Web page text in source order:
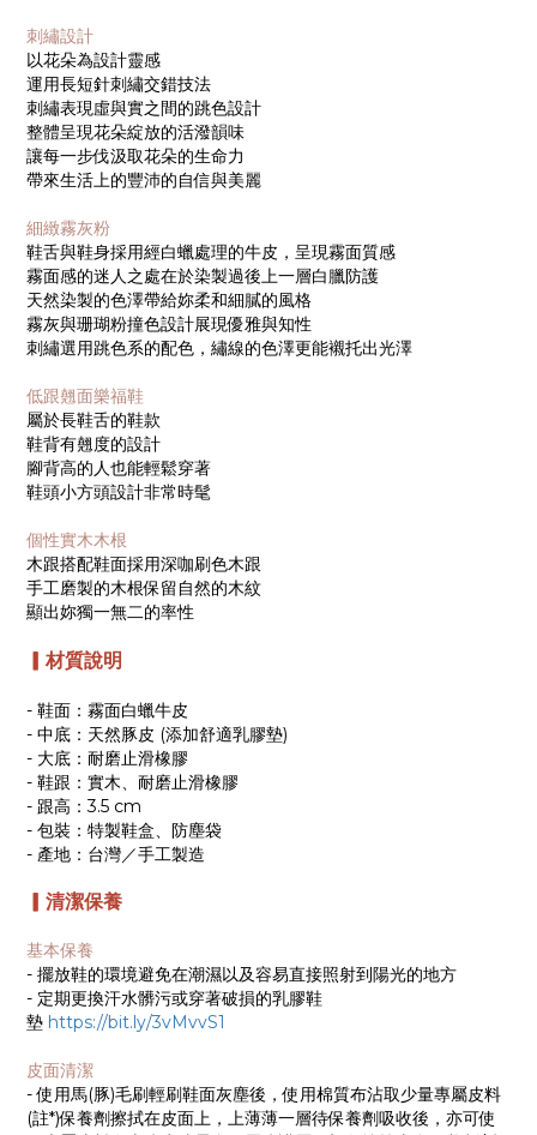
刺繡設計
以花朵為設計靈感
運用長短針刺繡交錯技法
刺繡表現虛與實之間的跳色設計
整體呈現花朵綻放的活潑韻味
讓每一步伐汲取花朵的生命力
帶來生活上的豐沛的自信與美麗
細緻霧灰粉
鞋舌與鞋身採用經白蠟處理的牛皮，呈現霧面質感
霧面感的迷人之處在於染製過後上一層白臘防護
天然染製的色澤帶給妳柔和細膩的風格
霧灰與珊瑚粉撞色設計展現優雅與知性
刺繡選用跳色系的配色，繡線的色澤更能襯托出光澤
低跟翹面樂福鞋
屬於長鞋舌的鞋款
鞋背有翹度的設計
腳背高的人也能輕鬆穿著
鞋頭小方頭設計非常時髦
個性實木木根
木跟搭配鞋面採用深咖刷色木跟
手工磨製的木根保留自然的木紋
顯出妳獨一無二的率性
▎材質說明
- 鞋面：霧面白蠟牛皮
- 中底：天然豚皮 (添加舒適乳膠墊)
- 大底：耐磨止滑橡膠
- 鞋跟：實木、耐磨止滑橡膠
- 跟高：3.5 cm
- 包裝：特製鞋盒、防塵袋
- 產地：台灣／手工製造
▎清潔保養
基本保養
- 擺放鞋的環境避免在潮濕以及容易直接照射到陽光的地方
- 定期更換汗水髒污或穿著破損的乳膠鞋
墊 https://bit.ly/3vMvvS1
皮面清潔
- 使用馬(豚)毛刷輕刷鞋面灰塵後，使用棉質布沾取少量專屬皮料
(註*)保養劑擦拭在皮面上，上薄薄一層待保養劑吸收後，亦可使